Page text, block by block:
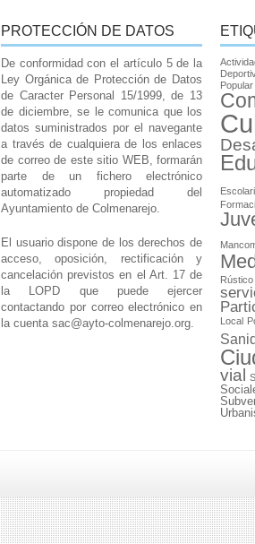
PROTECCIÓN DE DATOS
De conformidad con el artículo 5 de la
Ley Orgánica de Protección de Datos
de Caracter Personal 15/1999, de 13
de diciembre, se le comunica que los
datos suministrados por el navegante
a través de cualquiera de los enlaces
de correo de este sitio WEB, formarán
parte de un fichero electrónico
automatizado propiedad del
Ayuntamiento de Colmenarejo.
El usuario dispone de los derechos de
acceso, oposición, rectificación y
cancelación previstos en el Art. 17 de
la LOPD que puede ejercer
contactando por correo electrónico en
la cuenta sac@ayto-colmenarejo.org.
Popular
Rústico
Local
vial